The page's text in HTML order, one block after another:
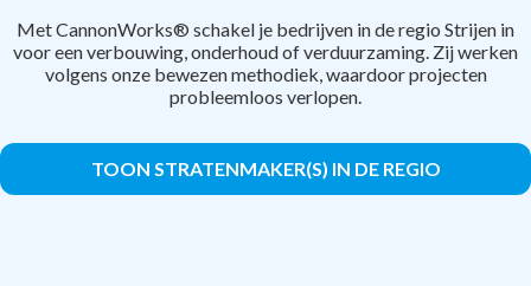
Met CannonWorks® schakel je bedrijven in de regio Strijen in
voor een verbouwing, onderhoud of verduurzaming. Zij werken
volgens onze bewezen methodiek, waardoor projecten
probleemloos verlopen.
TOON STRATENMAKER(S) IN DE REGIO